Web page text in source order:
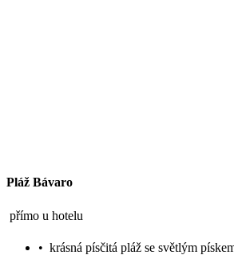
Pláž Bávaro
přímo u hotelu
• krásná písčitá pláž se světlým